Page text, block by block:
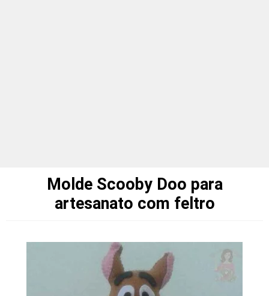
Molde Scooby Doo para
artesanato com feltro